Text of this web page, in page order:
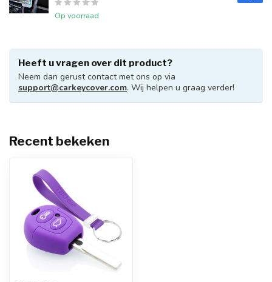
Op voorraad
Heeft u vragen over dit product?
Neem dan gerust contact met ons op via
support@carkeycover.com. Wij helpen u graag verder!
Recent bekeken